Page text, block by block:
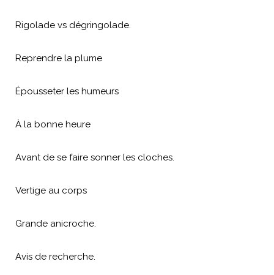
Rigolade vs dégringolade.
Reprendre la plume
Épousseter les humeurs
À la bonne heure
Avant de se faire sonner les cloches.
Vertige au corps
Grande anicroche.
Avis de recherche.